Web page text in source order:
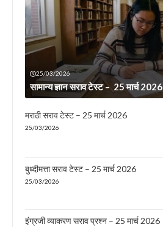
25/03/2026
सामान्य ज्ञान सराव टेस्ट – 25 मार्च 2026
मराठी सराव टेस्ट – 25 मार्च 2026
25/03/2026
बुध्दीमत्ता सराव टेस्ट – 25 मार्च 2026
25/03/2026
इंग्रजी व्याकरण सराव प्रश्न – 25 मार्च 2026